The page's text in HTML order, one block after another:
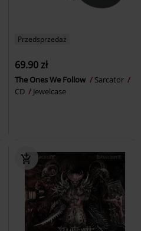
Przedsprzedaż
69.90 zł
The Ones We Follow
Sarcator
CD
Jewelcase